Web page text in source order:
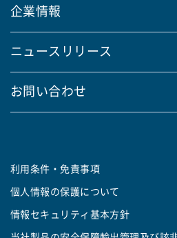
企業情報
ニュースリリース
お問い合わせ
利用条件・免責事項
個人情報の保護について
情報セキュリティ基本方針